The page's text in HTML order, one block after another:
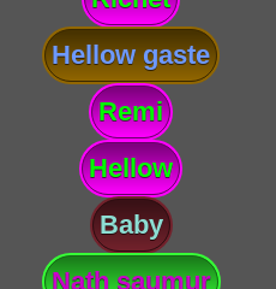
Hellow gaste
Remi
Hellow
Baby
Nath saumur